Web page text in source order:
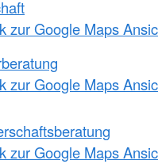
zur Google Maps
zur Google Maps
zur Google Maps